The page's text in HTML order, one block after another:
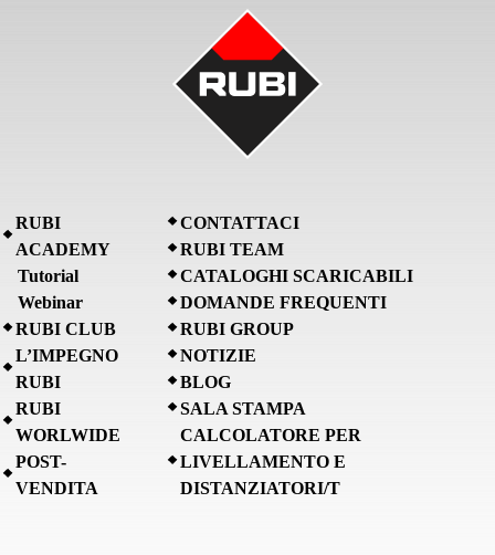
RUBI
ACADEMY
Tutorial
Webinar
RUBI CLUB
L’IMPEGNO
RUBI
RUBI
WORLWIDE
POST-
VENDITA
CONTATTACI
RUBI TEAM
CATALOGHI SCARICABILI
DOMANDE FREQUENTI
RUBI GROUP
NOTIZIE
BLOG
SALA STAMPA
CALCOLATORE PER
LIVELLAMENTO E
DISTANZIATORI/T